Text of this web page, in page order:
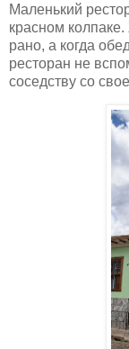
Маленький
красном
рано, а когда
ресторан не
соседству со